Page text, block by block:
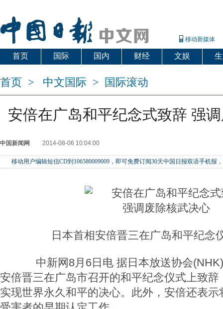
移动新媒体
首页 国际 国内 财经 文娱
首页 > 中文国际 > 国际滚动
安倍在广岛和平纪念式致辞 强
中国新闻网 2014-08-06 10:04:00
移动用户编辑短信CD到106580009009，即可免费订阅30天中国日报双语手机报
日本首相安倍晋三在广岛和平纪念
中新网8月6日电 据日本放送协会
安倍晋三在广岛市召开的和平纪念仪式上致
实现世界永久和平的决心。此外，安倍还表